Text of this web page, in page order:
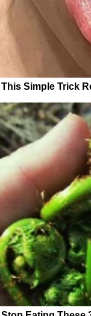
This Simple Trick